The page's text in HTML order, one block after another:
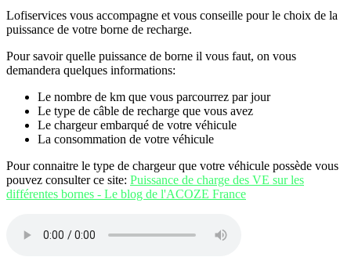
Lofiservices vous accompagne et vous conseille pour le choix de la
puissance de votre borne de recharge.
Pour savoir quelle puissance de borne il vous faut, on vous
demandera quelques informations:
Le nombre de km que vous parcourrez par jour
Le type de câble de recharge que vous avez
Le chargeur embarqué de votre véhicule
La consommation de votre véhicule
Pour connaitre le type de chargeur que votre véhicule possède vous
pouvez consulter ce site: Puissance de charge des VE sur les
différentes bornes - Le blog de l'ACOZE France